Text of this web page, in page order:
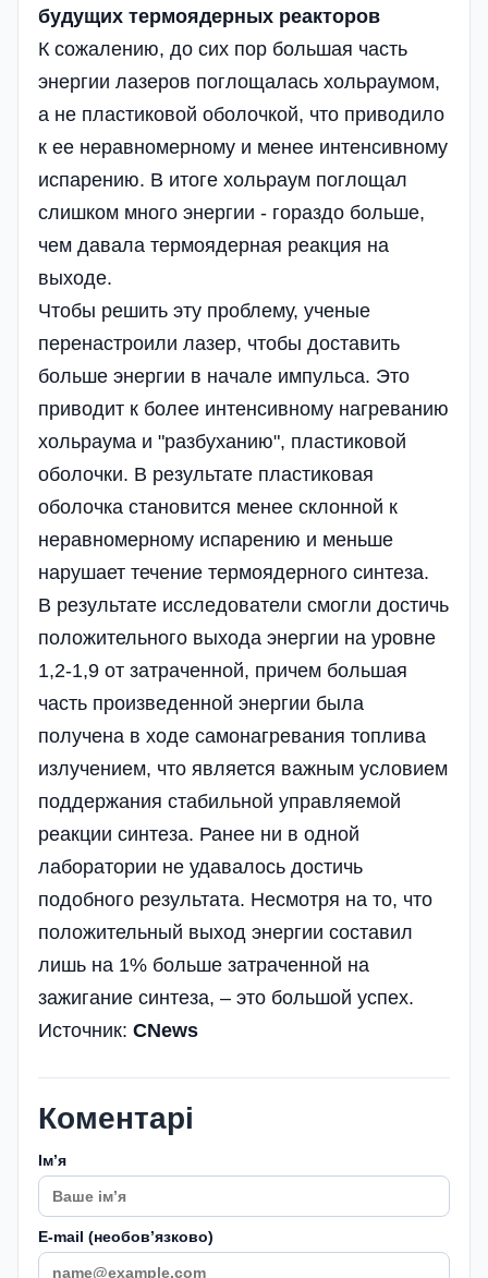
будущих термоядерных реакторов
К сожалению, до сих пор большая часть
энергии лазеров поглощалась хольраумом,
а не пластиковой оболочкой, что приводило
к ее неравномерному и менее интенсивному
испарению. В итоге хольраум поглощал
слишком много энергии - гораздо больше,
чем давала термоядерная реакция на
выходе.
Чтобы решить эту проблему, ученые
перенастроили лазер, чтобы доставить
больше энергии в начале импульса. Это
приводит к более интенсивному нагреванию
хольраума и "разбуханию", пластиковой
оболочки. В результате пластиковая
оболочка становится менее склонной к
неравномерному испарению и меньше
нарушает течение термоядерного синтеза.
В результате исследователи смогли достичь
положительного выхода энергии на уровне
1,2-1,9 от затраченной, причем большая
часть произведенной энергии была
получена в ходе самонагревания топлива
излучением, что является важным условием
поддержания стабильной управляемой
реакции синтеза. Ранее ни в одной
лаборатории не удавалось достичь
подобного результата. Несмотря на то, что
положительный выход энергии составил
лишь на 1% больше затраченной на
зажигание синтеза, – это большой успех.
Источник: CNews
Коментарі
Імʼя
E-mail (необовʼязково)